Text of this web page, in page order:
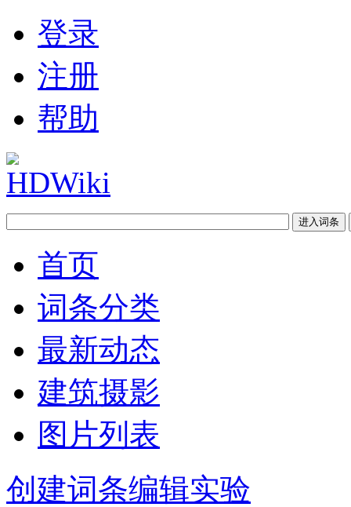
登录
注册
帮助
首页
词条分类
最新动态
建筑摄影
图片列表
创建词条编辑实验